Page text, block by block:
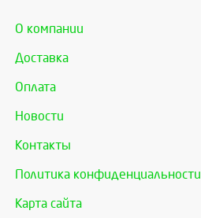
О компании
Доставка
Оплата
Новости
Контакты
Политика конфиденциальности
Карта сайта